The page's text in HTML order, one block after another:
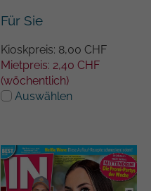
Für Sie
Kioskpreis: 8,00 CHF
Mietpreis: 2,40 CHF
(wöchentlich)
Auswählen